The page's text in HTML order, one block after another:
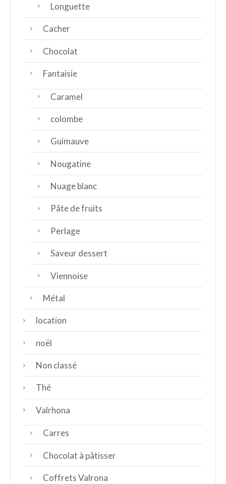
Longuette
Cacher
Chocolat
Fantaisie
Caramel
colombe
Guimauve
Nougatine
Nuage blanc
Pâte de fruits
Perlage
Saveur dessert
Viennoise
Métal
location
noël
Non classé
Thé
Valrhona
Carres
Chocolat à pâtisser
Coffrets Valrona